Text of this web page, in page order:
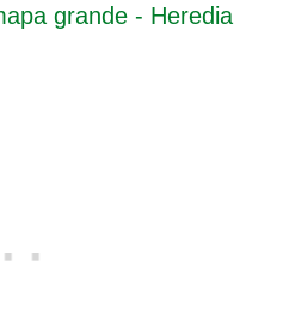
grande - Heredia